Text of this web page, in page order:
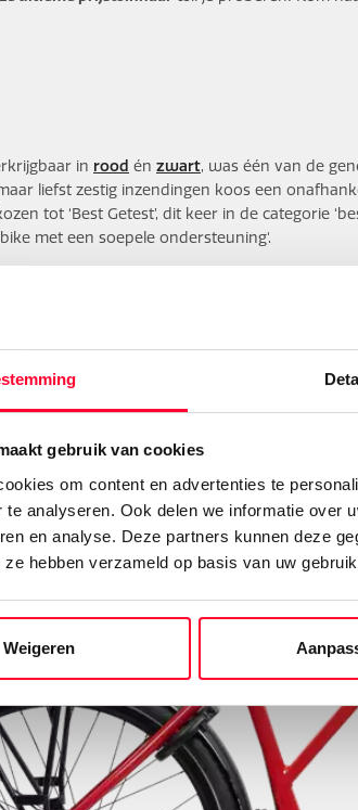
gebruik van cookies
om content en advertenties te
te analyseren. Ook delen we informatie over
en analyse. Deze partners kunnen deze
hebben verzameld op basis van uw
Weigeren
in rood én zwart, was één van de
liefst zestig inzendingen koos een
tot ‘Best Getest’, dit keer in de categorie
met een soepele ondersteuning'.
deskundige, onafhankelijke jury
Om tot een goed
veiligheid, rijgedrag/comfort, gebruikte